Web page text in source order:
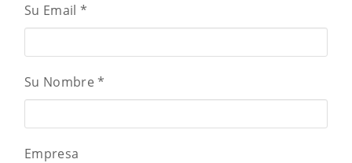
Su Email *
Su Nombre*
Empresa